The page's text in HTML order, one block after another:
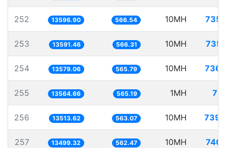
252 13596.90 566.54 10MH
253 13591.46 566.31 10MH
254 13579.06 565.79 10MH
255 13564.66 565.19 1MH
256 13513.62 563.07 10MH
257 13499.32 562.47 10MH